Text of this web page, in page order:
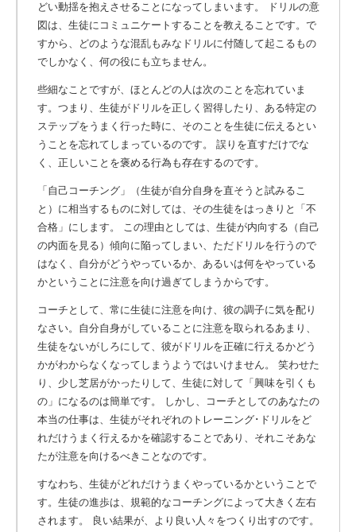
どい動揺を抱えさせることになってしまいます。 ドリルの意
図は、生徒にコミュニケートすることを教えることです。で
すから、どのような混乱もみなドリルに付随して起こるもの
でしかなく、何の役にも立ちません。
些細なことですが、ほとんどの人は次のことを忘れていま
す。つまり、生徒がドリルを正しく習得したり、ある特定の
ステップをうまく行った時に、そのことを生徒に伝えるとい
うことを忘れてしまっているのです。 誤りを直すだけでな
く、正しいことを褒める行為も存在するのです。
「自己コーチング」（生徒が自分自身を直そうと試みるこ
と）に相当するものに対しては、その生徒をはっきりと「不
合格」にします。 この理由としては、生徒が内向する（自己
の内面を見る）傾向に陥ってしまい、ただドリルを行うので
はなく、自分がどうやっているか、あるいは何をやっている
かということに注意を向け過ぎてしまうからです。
コーチとして、常に生徒に注意を向け、彼の調子に気を配り
なさい。自分自身がしていることに注意を取られるあまり、
生徒をないがしろにして、彼がドリルを正確に行えるかどう
かがわからなくなってしまうようではいけません。 笑わせた
り、少し芝居がかったりして、生徒に対して「興味を引くも
の」になるのは簡単です。 しかし、コーチとしてのあなたの
本当の仕事は、生徒がそれぞれのトレーニング･ドリルをど
れだけうまく行えるかを確認することであり、それこそあな
たが注意を向けるべきことなのです。
すなわち、生徒がどれだけうまくやっているかということで
す。生徒の進歩は、規範的なコーチングによって大きく左右
されます。 良い結果が、より良い人々をつくり出すのです。